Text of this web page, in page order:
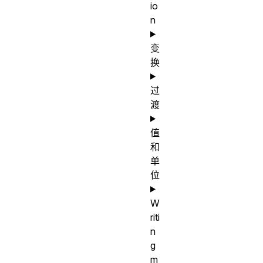
io
n
变
换
过
渡
值
和
单
位
W
riti
n
g
m